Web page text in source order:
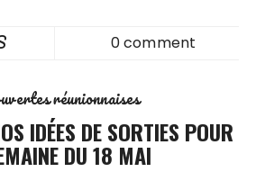
0 comment
réunionnaises
IDÉES DE SORTIES POUR
DU 18 MAI